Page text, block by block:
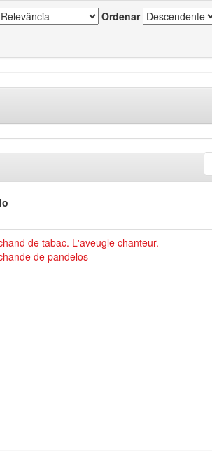
Ordenar
de tabac. L'aveugle chanteur.
de pandelos